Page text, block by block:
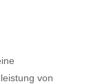
von